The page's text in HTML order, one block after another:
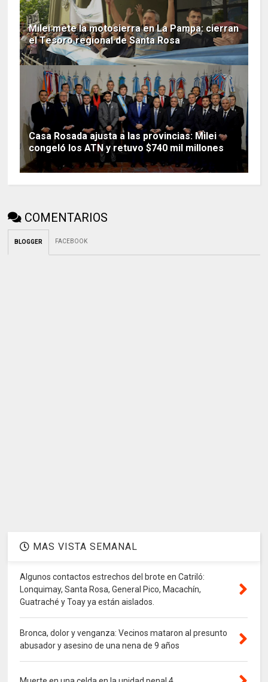
Milei mete la motosierra en La Pampa: cierran
el Tesoro regional de Santa Rosa
Casa Rosada ajusta a las provincias: Milei
congeló los ATN y retuvo $740 mil millones
COMENTARIOS
BLOGGER FACEBOOK
MAS VISTA SEMANAL
Algunos contactos estrechos del brote en Catriló:
Lonquimay, Santa Rosa, General Pico, Macachín,
Guatraché y Toay ya están aislados.
Bronca, dolor y venganza: Vecinos mataron al presunto
abusador y asesino de una nena de 9 años